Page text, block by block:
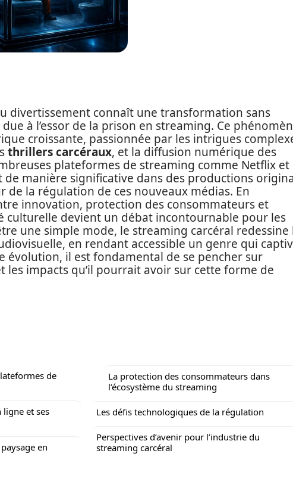
divertissement connaît une transformation sans
à l’essor de la prison en streaming. Ce
croissante, passionnée par les intrigues
thrillers carcéraux, et la diffusion numérique des
plateformes de streaming comme Netflix et
de manière significative dans des productions
de la régulation de ces nouveaux médias. En
innovation, protection des consommateurs et
culturelle devient un débat incontournable pour les
une simple mode, le streaming carcéral redessine
en rendant accessible un genre qui
évolution, il est fondamental de se pencher sur
les impacts qu’il pourrait avoir sur cette forme de
de
ligne et ses
en
La protection des consommateurs dans
l’écosystème du streaming
Les défis technologiques de la régulation
Perspectives d’avenir pour l’industrie du
streaming carcéral